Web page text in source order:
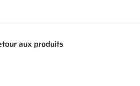
aux produits